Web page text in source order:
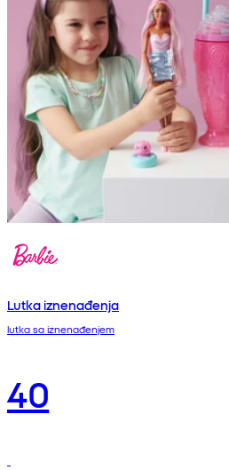
Lutka iznenađenja
lutka sa iznenađenjem
40